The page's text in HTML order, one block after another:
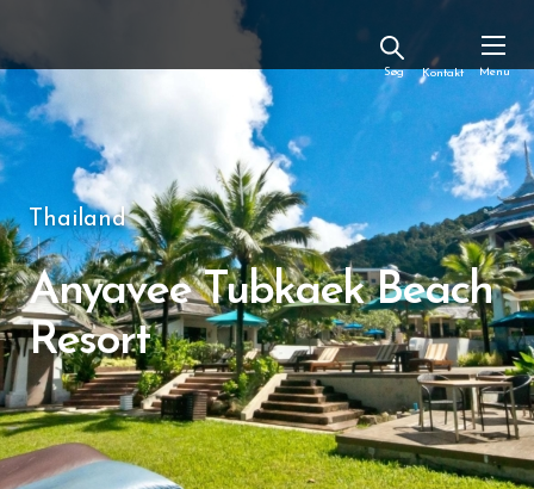
Kontakt
Thailand
Anyavee Tubkaek Beach
Resort